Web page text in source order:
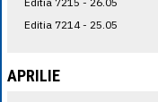
Editia 7214 - 25.05
APRILIE